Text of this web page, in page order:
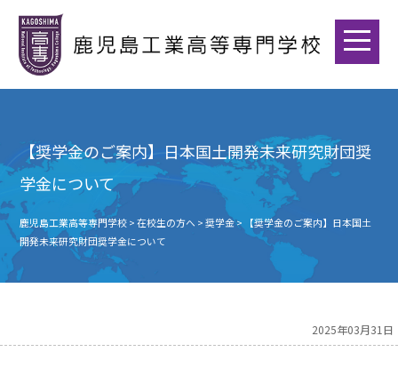
【奨学金のご案内】日本国土開発未来研究財団奨
学金について
鹿児島工業高等専門学校>在校生の方へ >奨学金>
【奨学金のご案内】日本国土
開発未来研究財団奨学金について
2025年03月31日